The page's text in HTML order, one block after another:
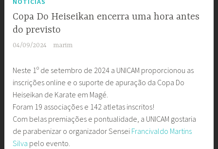
Copa Do Heiseikan encerra uma hora antes
do previsto
04/09/2024 marim
Neste 1º de setembro de 2024 a UNICAM proporcionou as
inscrições online e o suporte de apuração da Copa Do
Heiseikan de Karate em Magé.
Foram 19 associações e 142 atletas inscritos!
Com belas premiações e pontualidade, a UNICAM gostaria
de parabenizar o organizador Sensei Francivaldo Martins
Silva pelo evento.